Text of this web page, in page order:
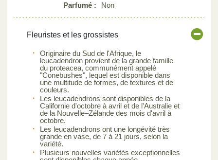
Parfumé :
Non
Fleuristes et les grossistes
Originaire du Sud de l'Afrique, le
leucadendron provient de la grande famille
du proteacea, communément appelé
"Conebushes", lequel est disponible dans
une multitude de formes, de textures et de
couleurs.
Les leucadendrons sont disponibles de la
Californie d'octobre à avril et de l'Australie et
de la Nouvelle–Zélande des mois d'avril à
octobre.
Les leucadendrons ont une longévité très
grande en vase, de 7 à 21 jours, selon la
variété.
Plusieurs nouvelles variétés exceptionnelles